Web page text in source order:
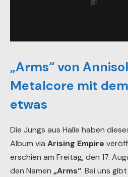
„Arms“ von
Metalcore mit
etwas
Die Jungs aus Halle haben
Album via Arising Empire
erschien am Freitag, den 17.
den Namen „Arms“. Bei uns